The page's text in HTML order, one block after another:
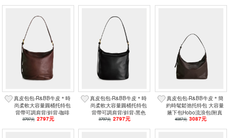
真皮包包-R&BB牛皮＊時
尚柔軟大容量圓桶托特包
背帶可調肩背/斜背-咖啡
3797元 2797元
真皮包包-R&BB牛皮＊時
尚柔軟大容量圓桶托特包
背帶可調肩背/斜背-黑色
3797元 2797元
真皮包包-R&BB牛皮＊簡
約時髦鬆弛托特包 大容量
腋下包Hobo流浪包(附真
皮可調延長背帶)-深咖
4087元 3087元